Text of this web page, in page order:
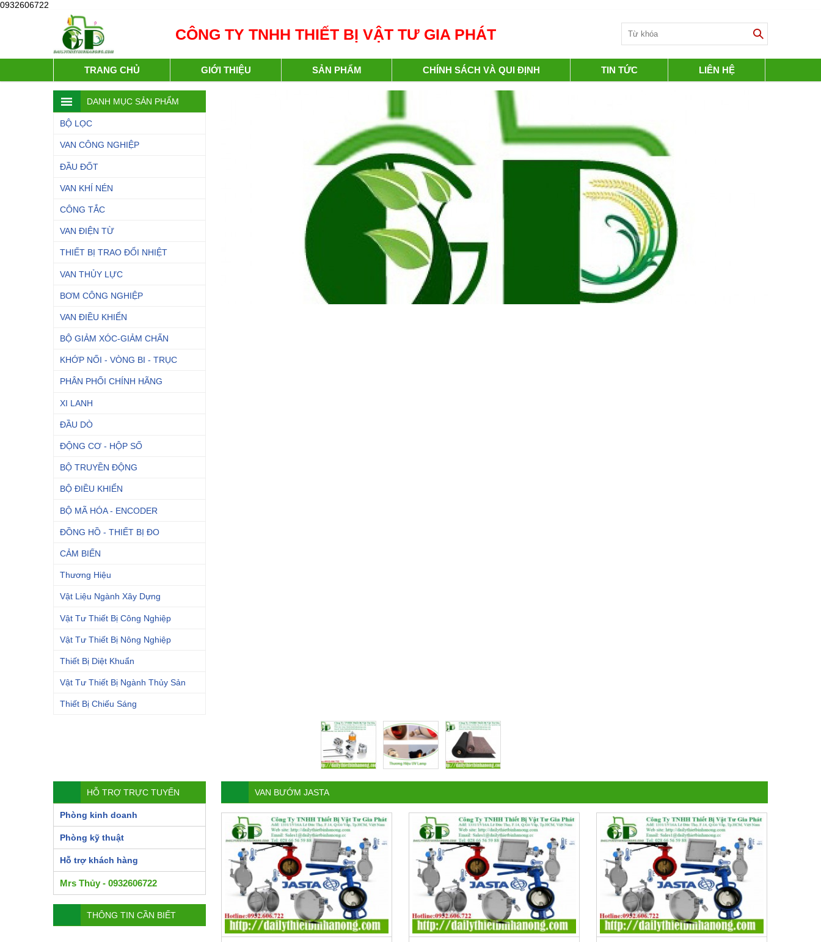
0932606722
CÔNG TY TNHH THIẾT BỊ VẬT TƯ GIA PHÁT
TRANG CHỦ GIỚI THIỆU SẢN PHẨM CHÍNH SÁCH VÀ QUI ĐỊNH TIN TỨC LIÊN HỆ
DANH MỤC SẢN PHẨM
BỘ LỌC
VAN CÔNG NGHIỆP
ĐẦU ĐỐT
VAN KHÍ NÉN
CÔNG TẮC
VAN ĐIỆN TỪ
THIẾT BỊ TRAO ĐỔI NHIỆT
VAN THỦY LỰC
BƠM CÔNG NGHIỆP
VAN ĐIỀU KHIỂN
BỘ GIẢM XÓC-GIẢM CHẤN
KHỚP NỐI - VÒNG BI - TRỤC
PHÂN PHỐI CHÍNH HÃNG
XI LANH
ĐẦU DÒ
ĐỘNG CƠ - HỘP SỐ
BỘ TRUYỀN ĐỘNG
BỘ ĐIỀU KHIỂN
BỘ MÃ HÓA - ENCODER
ĐỒNG HỒ - THIẾT BỊ ĐO
CẢM BIẾN
Thương Hiệu
Vật Liệu Ngành Xây Dựng
Vật Tư Thiết Bị Công Nghiệp
Vật Tư Thiết Bị Nông Nghiệp
Thiết Bị Diệt Khuẩn
Vật Tư Thiết Bị Ngành Thủy Sản
Thiết Bị Chiếu Sáng
HỖ TRỢ TRỰC TUYẾN
Phòng kinh doanh
Phòng kỹ thuật
Hỗ trợ khách hàng
Mrs Thủy - 0932606722
THÔNG TIN CẦN BIẾT
VAN BƯỚM JASTA